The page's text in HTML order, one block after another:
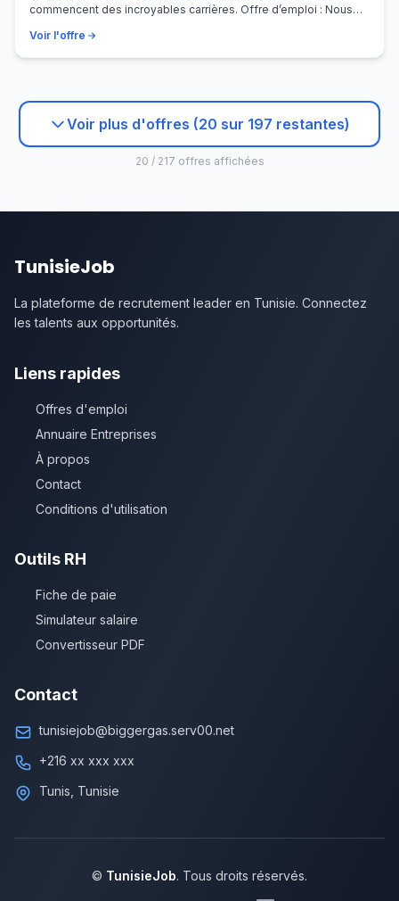
commencent des incroyables carrières. Offre d’emploi : Nous
Voir l'offre
Voir plus d'offres (20 sur 197 restantes)
20 / 217 offres affichées
TunisieJob
La plateforme de recrutement leader en Tunisie. Connectez
les talents aux opportunités.
Liens rapides
Offres d'emploi
Annuaire Entreprises
À propos
Contact
Conditions d'utilisation
Outils RH
Fiche de paie
Simulateur salaire
Convertisseur PDF
Contact
tunisiejob@biggergas.serv00.net
+216 xx xxx xxx
Tunis, Tunisie
© TunisieJob. Tous droits réservés.